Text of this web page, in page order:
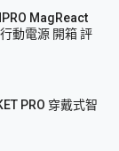
MagReact
動電源 開箱 評
PRO 穿戴式智